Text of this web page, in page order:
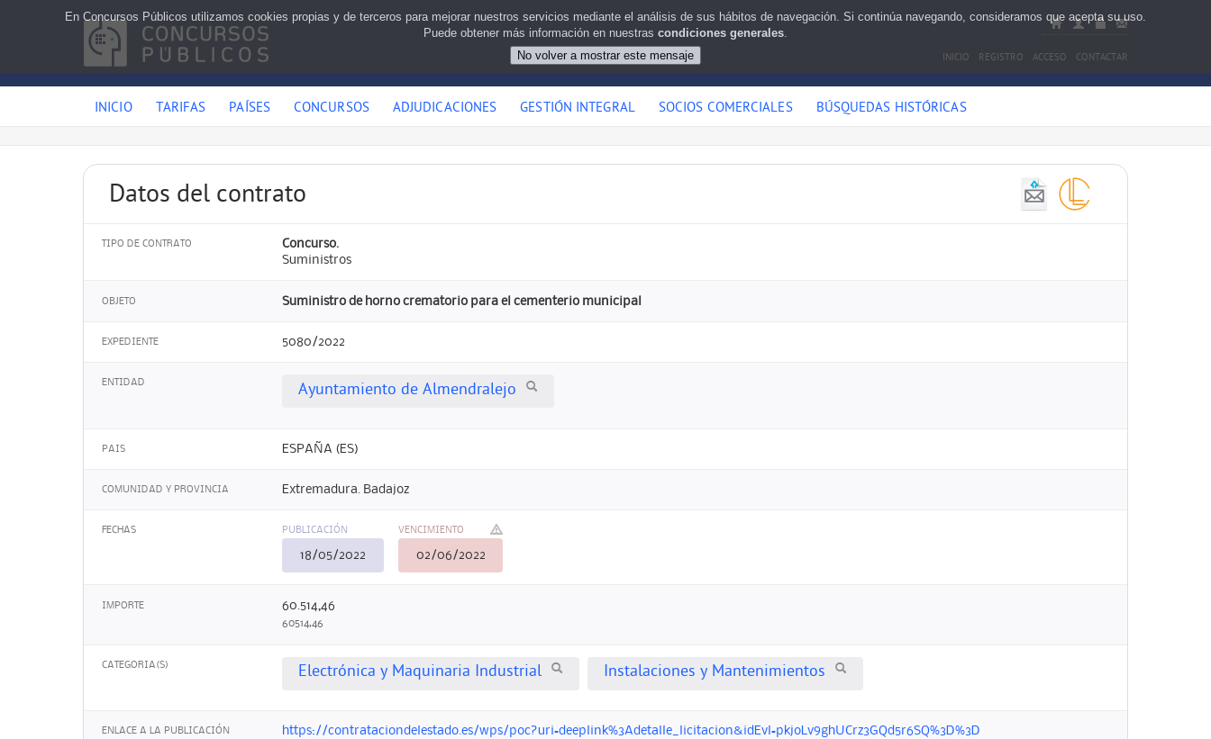
INICIO REGISTRO ACCESO CONTACTAR
INICIO TARIFAS PAÍSES CONCURSOS ADJUDICACIONES GESTIÓN INTEGRAL SOCIOS COMERCIALES BÚSQUEDAS HISTÓRICAS
Datos del contrato
TIPO DE CONTRATO
Concurso.
Suministros
OBJETO Suministro de horno crematorio para el cementerio municipal
EXPEDIENTE 5080/2022
ENTIDAD Ayuntamiento de Almendralejo
PAIS ESPAÑA (ES)
COMUNIDAD Y PROVINCIA Extremadura. Badajoz
FECHAS PUBLICACIÓN
18/05/2022
VENCIMIENTO
02/06/2022
IMPORTE 60.514,46
60514,46
CATEGORIA(S) Electrónica y Maquinaria Industrial Instalaciones y Mantenimientos
ENLACE A LA PUBLICACIÓN https://contrataciondelestado.es/wps/poc?uri=deeplink%3Adetalle_licitacion&idEvl=pkjoLv9ghUCrz3GQd5r6SQ%3D%3D
En Concursos Públicos utilizamos cookies propias y de terceros para mejorar nuestros servicios mediante el análisis de sus hábitos de navegación. Si continúa navegando, consideramos que acepta su uso.
Puede obtener más información en nuestras condiciones generales.